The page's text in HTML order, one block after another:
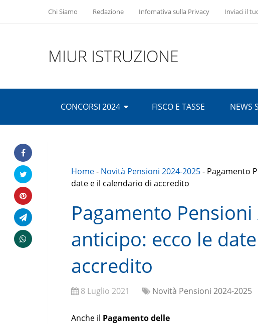
Chi Siamo Redazione Infomativa sulla Privacy Inviaci il
MIUR ISTRUZIONE
CONCORSI 2024 FISCO E TASSE NEWS
Home- Novità Pensioni 2024-2025- Pagamento
date e il calendario di accredito
Pagamento
anticipo: ecco le
accredito
8 Luglio 2021 Novità Pensioni 2024-2025
Anche il Pagamento delle